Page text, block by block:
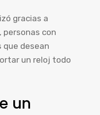
gracias a
con
desean
un reloj todo
un